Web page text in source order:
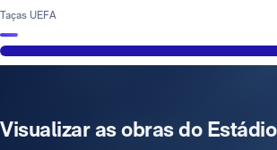
Taças UEFA
Visualizar as obras do Estádio